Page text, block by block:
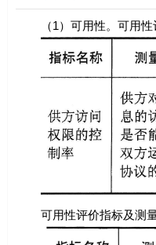
（1）可用性。可用性
可用性评价指标及测